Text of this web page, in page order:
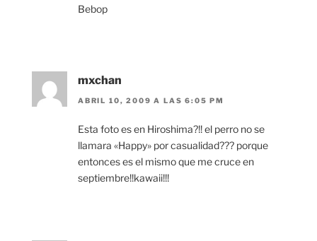
Bebop
mxchan
ABRIL 10, 2009 A LAS 6:05 PM
Esta foto es en Hiroshima?!! el perro no se
llamara «Happy» por casualidad??? porque
entonces es el mismo que me cruce en
septiembre!!kawaii!!!